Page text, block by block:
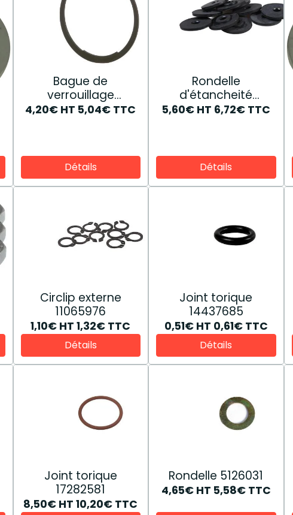
Bague de
verrouillage
16874776
4,20€ HT 5,04€ TTC
Détails
Rondelle
d'étancheité
81868323
5,60€ HT 6,72€ TTC
Détails
Circlip externe
11065976
1,10€ HT 1,32€ TTC
Détails
Joint torique
14437685
0,51€ HT 0,61€ TTC
Détails
Joint torique
17282581
8,50€ HT 10,20€ TTC
Rondelle 5126031
4,65€ HT 5,58€ TTC